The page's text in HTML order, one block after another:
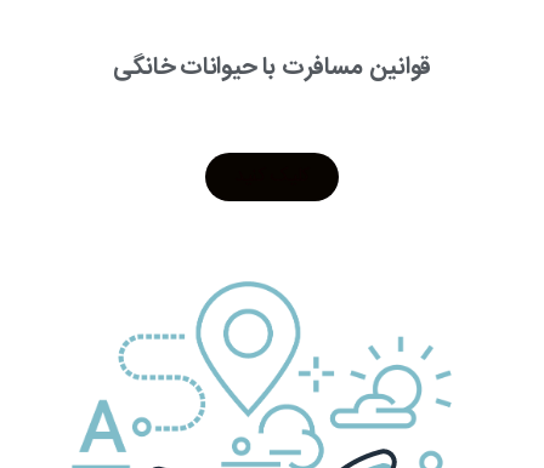
قوانین مسافرت با حیوانات خانگی